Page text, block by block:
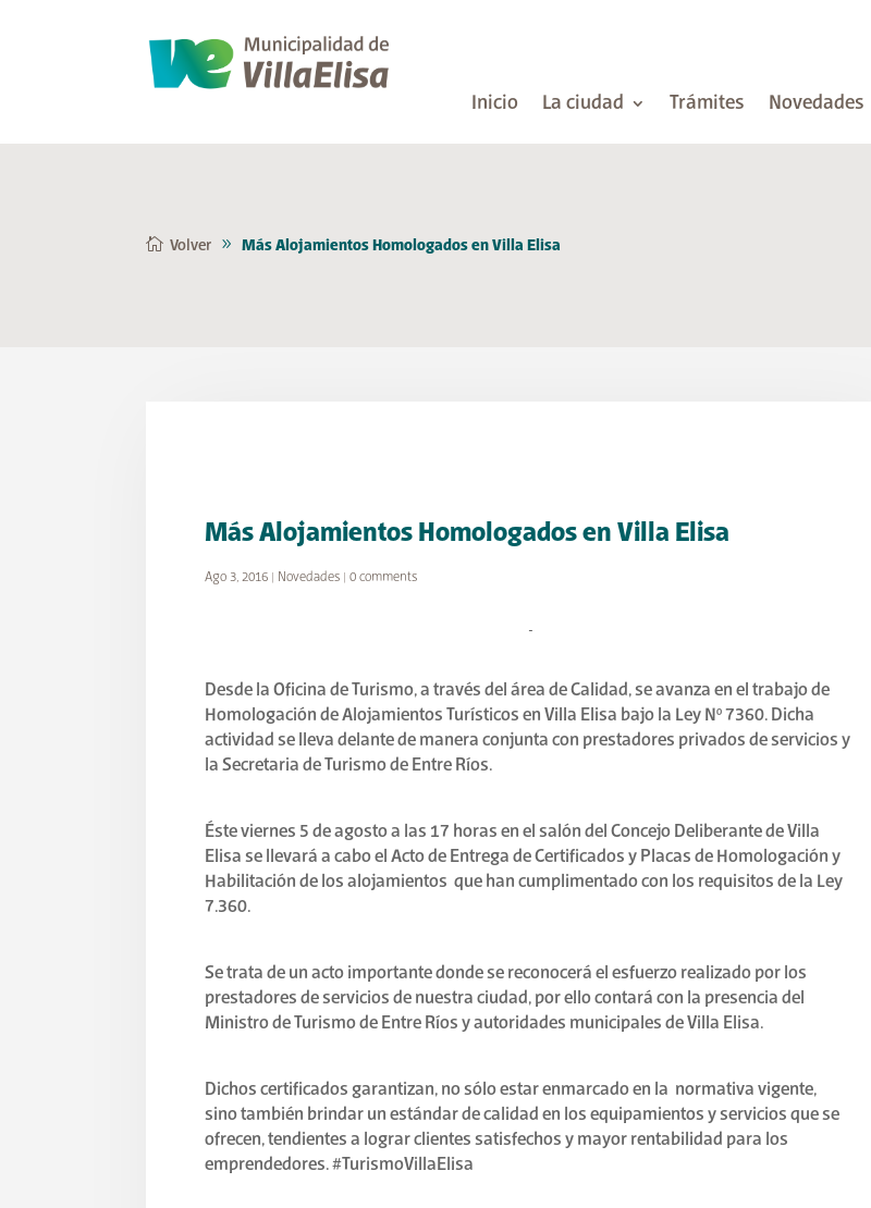
Inicio La ciudad Trámites Novedades
Volver Más Alojamientos Homologados en Villa Elisa
Más Alojamientos Homologados en Villa Elisa
Ago 3, 2016 | Novedades |0 comments
Desde la Oficina de Turismo, a través del área de Calidad, se avanza en el trabajo de
Homologación de Alojamientos Turísticos en Villa Elisa bajo la Ley Nº 7360. Dicha
actividad se lleva delante de manera conjunta con prestadores privados de servicios y
la Secretaria de Turismo de Entre Ríos.
Éste viernes 5 de agosto a las 17 horas en el salón del Concejo Deliberante de Villa
Elisa se llevará a cabo el Acto de Entrega de Certificados y Placas de Homologación y
Habilitación de los alojamientos que han cumplimentado con los requisitos de la Ley
7.360.
Se trata de un acto importante donde se reconocerá el esfuerzo realizado por los
prestadores de servicios de nuestra ciudad, por ello contará con la presencia del
Ministro de Turismo de Entre Ríos y autoridades municipales de Villa Elisa.
Dichos certificados garantizan, no sólo estar enmarcado en la normativa vigente,
sino también brindar un estándar de calidad en los equipamientos y servicios que se
ofrecen, tendientes a lograr clientes satisfechos y mayor rentabilidad para los
emprendedores. #TurismoVillaElisa